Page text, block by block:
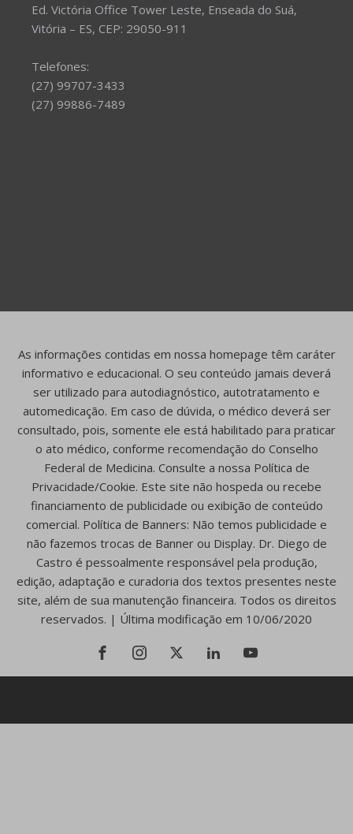
Ed. Victória Office Tower Leste, Enseada do Suá,
Vitória – ES, CEP: 29050-911
Telefones:
(27) 99707-3433
(27) 99886-7489
As informações contidas em nossa homepage têm caráter
informativo e educacional. O seu conteúdo jamais deverá
ser utilizado para autodiagnóstico, autotratamento e
automedicação. Em caso de dúvida, o médico deverá ser
consultado, pois, somente ele está habilitado para praticar
o ato médico, conforme recomendação do Conselho
Federal de Medicina. Consulte a nossa Política de
Privacidade/Cookie. Este site não hospeda ou recebe
financiamento de publicidade ou exibição de conteúdo
comercial. Política de Banners: Não temos publicidade e
não fazemos trocas de Banner ou Display. Dr. Diego de
Castro é pessoalmente responsável pela produção,
edição, adaptação e curadoria dos textos presentes neste
site, além de sua manutenção financeira. Todos os direitos
reservados. | Última modificação em 10/06/2020